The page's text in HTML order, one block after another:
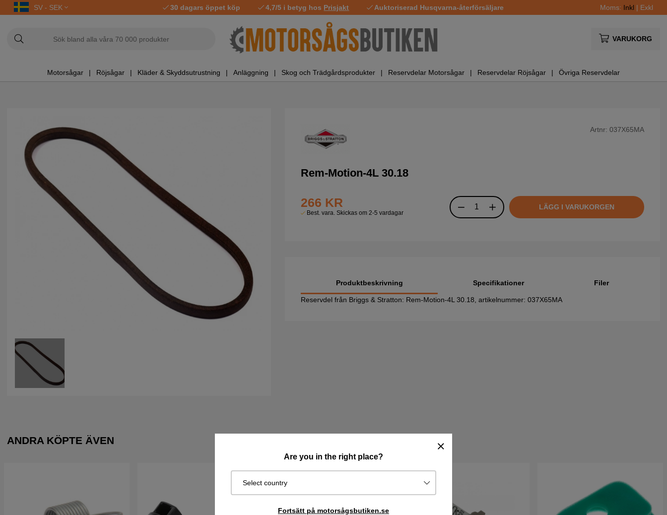
SV - SEK 30 dagars öppet köp 4,7/5 i betyg hos Prisjakt Auktoriserad Husqvarna-återförsäljare Moms: Inkl | Exkl
VARUKORG
Motorsågar Röjsågar Kläder & Skyddsutrustning Anläggning Skog och Trädgårdsprodukter Reservdelar Motorsågar Reservdelar Röjsågar Övriga Reservdelar
Are you in the right place?
Select country
Fortsätt på motorsågsbutiken.se
Artnr: 037X65MA
Rem-Motion-4L 30.18
266 KR
Best. vara. Skickas om 2-5 vardagar
LÄGG I VARUKORGEN
Produktbeskrivning
Reservdel från Briggs & Stratton: Rem-Motion-4L 30.18, artikelnummer: 037X65MA
Specifikationer Filer
ANDRA KÖPTE ÄVEN